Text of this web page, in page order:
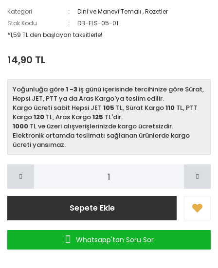
Kategori Dini ve Manevi Temalı ,Rozetler
Stok Kodu
DB-FLS-05-01
*1,59 TL den başlayan taksitlerle!
14,90 TL
Yoğunluğa göre1 -3 iş günü içerisinde tercihinize göre Sürat,
Hepsi JET, PTT ya da Aras Kargo'ya teslim edilir.
Kargo ücreti sabit Hepsi JET 105 TL, Sürat Kargo110 TL, PTT
Kargo120 TL, Aras Kargo125 TL'dir.
1000 TL ve üzeri alışverişlerinizde kargo ücretsizdir.
Elektronik ortamda teslimatı sağlanan ürünlerde kargo
ücreti yansımaz.
Sepete Ekle
Whatsapp'tan Soru Sor